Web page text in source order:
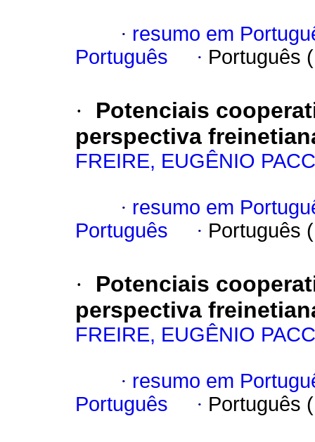
· resumo em
Português
· Português
·
Potenciais
perspectiva
FREIRE, EUGÊNIO
· resumo em
Português
· Português
·
Potenciais
perspectiva
FREIRE, EUGÊNIO
· resumo em
Português
· Português